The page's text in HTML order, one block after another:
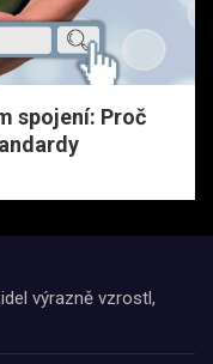
spojení: Proč
výrazně vzrostl,